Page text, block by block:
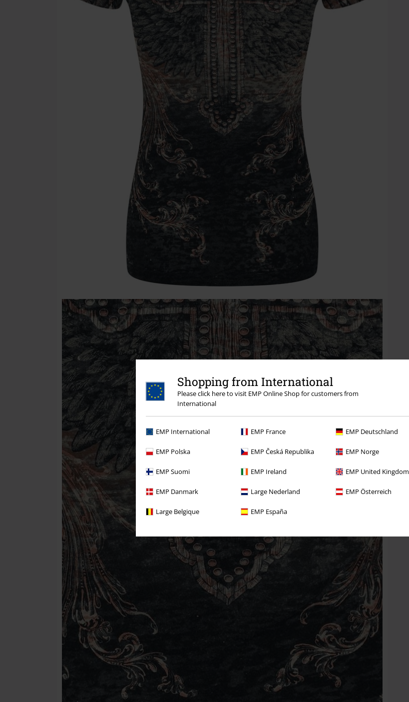
Shopping from International
Please click here to visit EMP Online Shop for customers from
International
EMP International EMP France EMP Deutschland
EMP Polska EMP Česká Republika EMP Norge
EMP Suomi EMP Ireland EMP United Kingdom
EMP Danmark Large Nederland EMP Österreich
Large Belgique EMP España